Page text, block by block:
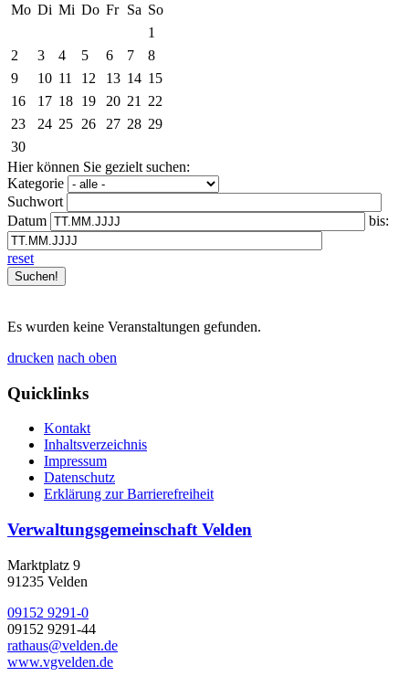
Mo Di Mi Do Fr Sa So
1
2
3 4 5 6 7
8
9
10 11 12 13 14 15
16
17 18 19 20 21
22
23
24 25 26 27 28 29
30
Hier können Sie gezielt suchen:
Kategorie
Suchwort
Datum
bis:
reset
Es wurden keine Veranstaltungen gefunden.
drucken nach oben
Quicklinks
Kontakt
Inhaltsverzeichnis
Impressum
Datenschutz
Erklärung zur Barrierefreiheit
Verwaltungsgemeinschaft Velden
Marktplatz 9
91235 Velden
09152 9291-0
09152 9291-44
rathaus@velden.de
www.vgvelden.de